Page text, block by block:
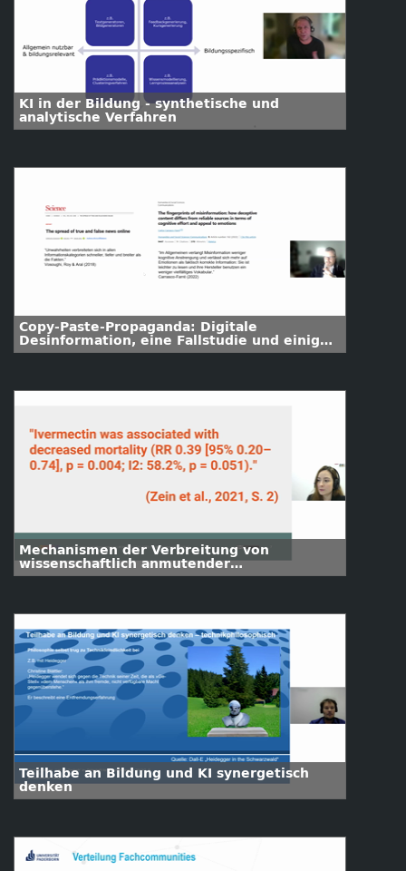
KI in der Bildung - synthetische und
analytische Verfahren
Copy-Paste-Propaganda: Digitale
Desinformation, eine Fallstudie und einige
Empfehlungen
Mechanismen der Verbreitung von
wissenschaftlich anmutender
Desinformation
Teilhabe an Bildung und KI synergetisch
denken